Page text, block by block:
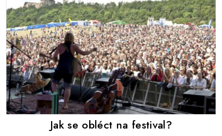
Jak se obléct na festival?